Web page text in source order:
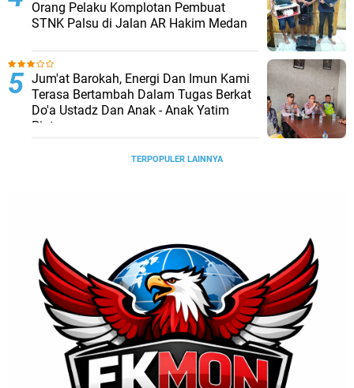
Orang Pelaku Komplotan Pembuat
STNK Palsu di Jalan AR Hakim Medan
Jum'at Barokah, Energi Dan Imun Kami
Terasa Bertambah Dalam Tugas Berkat
Do'a Ustadz Dan Anak - Anak Yatim
Piatu
TERPOPULER LAINNYA